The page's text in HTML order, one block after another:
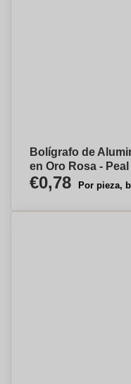
Bolígrafo de
en Oro Rosa -
€0,78 Por pieza,